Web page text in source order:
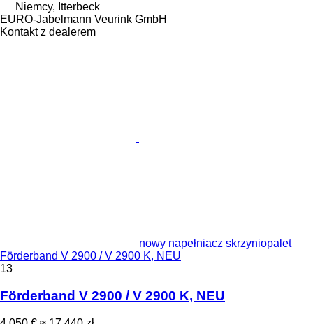
Niemcy, Itterbeck
EURO-Jabelmann Veurink GmbH
Kontakt z dealerem
nowy napełniacz skrzyniopalet
Förderband V 2900 / V 2900 K, NEU
13
Förderband V 2900 / V 2900 K, NEU